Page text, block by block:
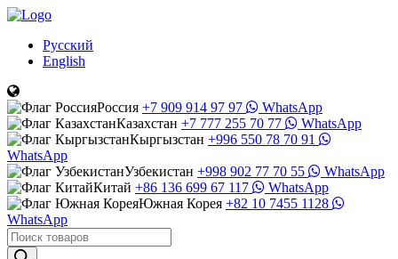
Русский
English
Россия +7 909 914 97 97
WhatsApp
Казахстан +7 777 255 70 77
WhatsApp
Кыргызстан +996 550 78 70 91
WhatsApp
Узбекистан +998 902 77 70 55
WhatsApp
Китай +86 136 699 67 117
WhatsApp
Южная Корея +82 10 7455 1128
WhatsApp
Поиск
товаров